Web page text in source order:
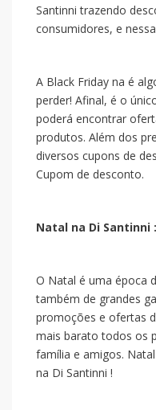
Santinni trazendo
consumidores, e
A Black Friday na é
perder! Afinal, é o
poderá encontrar
produtos. Além dos
diversos cupons de
Cupom de desconto.
Natal na Di Santinni :
O Natal é uma época
também de grandes
promoções e ofertas
mais barato todos os
família e amigos.
na Di Santinni !